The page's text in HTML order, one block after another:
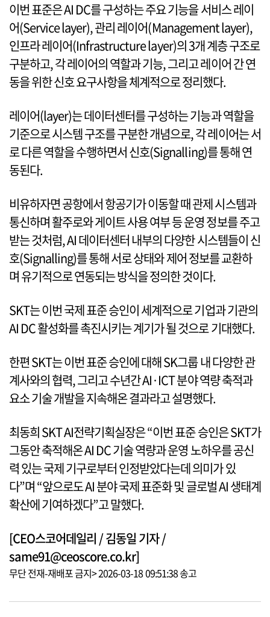
이번 표준은 AI DC를 구성하는 주요 기능을 서비스 레이
어(Service layer), 관리 레이어(Management layer),
인프라 레이어(Infrastructure layer)의 3개 계층 구조로
구분하고, 각 레이어의 역할과 기능, 그리고 레이어 간 연
동을 위한 신호 요구사항을 체계적으로 정리했다.
레이어(layer)는 데이터센터를 구성하는 기능과 역할을
기준으로 시스템 구조를 구분한 개념으로, 각 레이어는 서
로 다른 역할을 수행하면서 신호(Signalling)를 통해 연
동된다.
비유하자면 공항에서 항공기가 이동할 때 관제 시스템과
통신하며 활주로와 게이트 사용 여부 등 운영 정보를 주고
받는 것처럼, AI 데이터센터 내부의 다양한 시스템들이 신
호(Signalling)를 통해 서로 상태와 제어 정보를 교환하
며 유기적으로 연동되는 방식을 정의한 것이다.
SKT는 이번 국제 표준 승인이 세계적으로 기업과 기관의
AI DC 활성화를 촉진시키는 계기가 될 것으로 기대했다.
한편 SKT는 이번 표준 승인에 대해 SK그룹 내 다양한 관
계사와의 협력, 그리고 수년간 AI·ICT 분야 역량 축적과
요소 기술 개발을 지속해온 결과라고 설명했다.
최동희 SKT AI전략기획실장은 “이번 표준 승인은 SKT가
그동안 축적해온 AI DC 기술 역량과 운영 노하우를 공신
력 있는 국제 기구로부터 인정받았다는데 의미가 있
다”며 “앞으로도 AI 분야 국제 표준화 및 글로벌 AI 생태계
확산에 기여하겠다”고 말했다.
[CEO스코어데일리 / 김동일 기자 /
same91@ceoscore.co.kr]
무단 전재-재배포 금지> 2026-03-18 09:51:38 송고